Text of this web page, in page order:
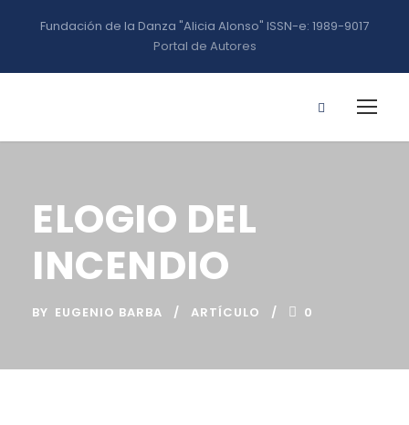
Fundación de la Danza "Alicia Alonso" ISSN-e: 1989-9017
Portal de Autores
ELOGIO DEL
INCENDIO
BY EUGENIO BARBA ARTÍCULO 0